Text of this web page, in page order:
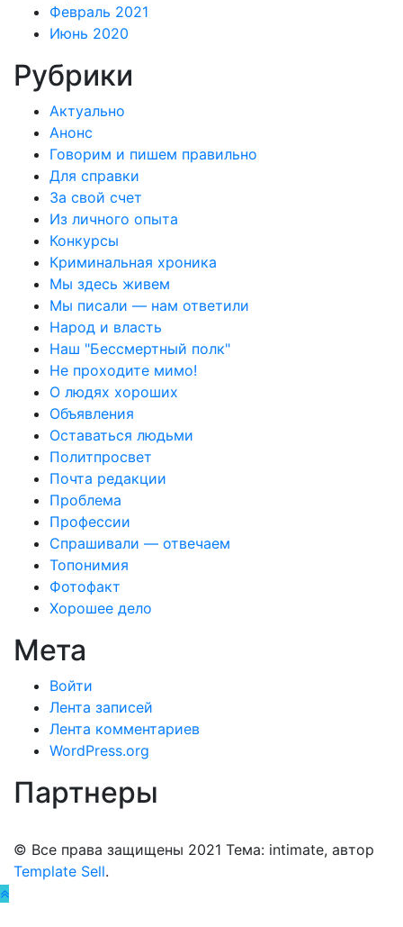
Февраль 2021
Июнь 2020
Рубрики
Актуально
Анонс
Говорим и пишем правильно
Для справки
За свой счет
Из личного опыта
Конкурсы
Криминальная хроника
Мы здесь живем
Мы писали — нам ответили
Народ и власть
Наш "Бессмертный полк"
Не проходите мимо!
О людях хороших
Объявления
Оставаться людьми
Политпросвет
Почта редакции
Проблема
Профессии
Спрашивали — отвечаем
Топонимия
Фотофакт
Хорошее дело
Мета
Войти
Лента записей
Лента комментариев
WordPress.org
Партнеры
© Все права защищены 2021 Тема: intimate, автор
Template Sell.